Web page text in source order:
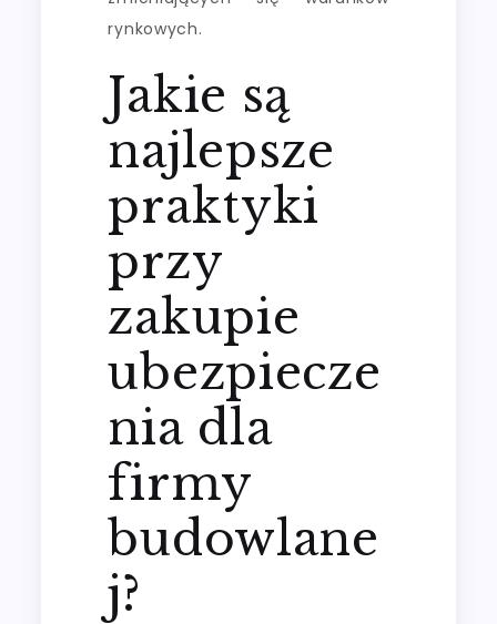
rynkowych.
Jakie są
najlepsze
praktyki
przy
zakupie
ubezpiecze
nia dla
firmy
budowlane
j?